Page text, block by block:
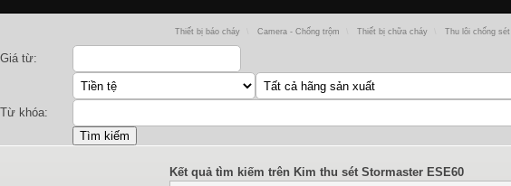
Thiết bị báo cháy Camera - Chống trộm Thiết bị chữa cháy Thu lôi chống sét
Giá từ:
Từ khóa:
Kết quả tìm kiếm trên Kim thu sét Stormaster ESE60